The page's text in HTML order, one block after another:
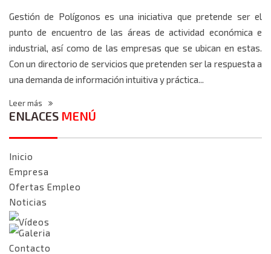
Gestión de Polígonos es una iniciativa que pretende ser el
punto de encuentro de las áreas de actividad económica e
industrial, así como de las empresas que se ubican en estas.
Con un directorio de servicios que pretenden ser la respuesta a
una demanda de información intuitiva y práctica...
Leer más
ENLACES MENÚ
Inicio
Empresa
Ofertas Empleo
Noticias
Vídeos
Galeria
Contacto